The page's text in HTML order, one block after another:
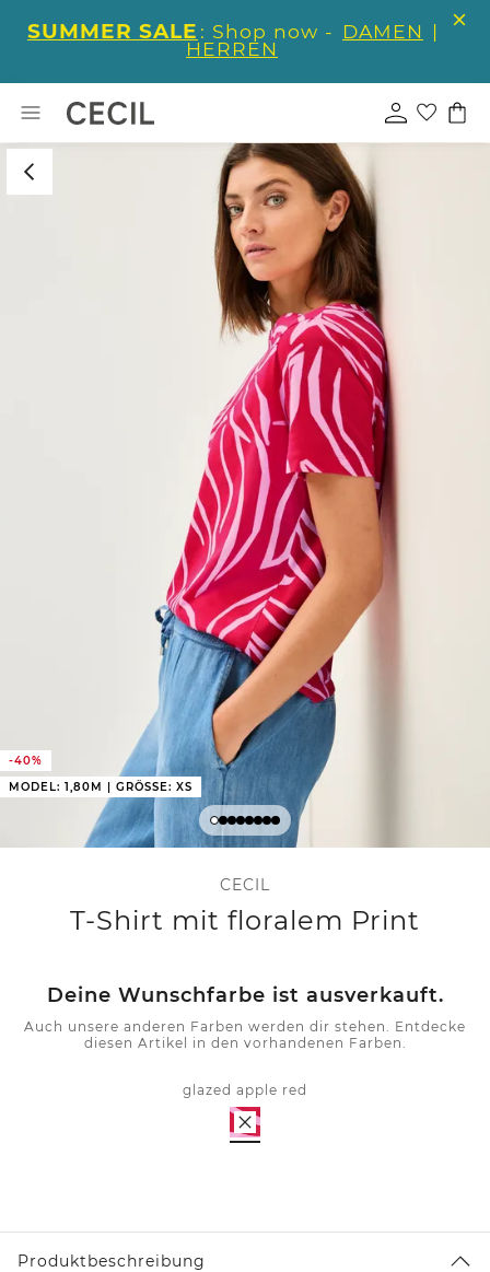
SUMMER SALE : Shop now - DAMEN |
HERREN
-40%
MODEL: 1,80M | GRÖSSE: XS
CECIL
T-Shirt mit floralem Print
Deine Wunschfarbe ist ausverkauft.
Auch unsere anderen Farben werden dir stehen. Entdecke
diesen Artikel in den vorhandenen Farben.
glazed apple red
Produktbeschreibung